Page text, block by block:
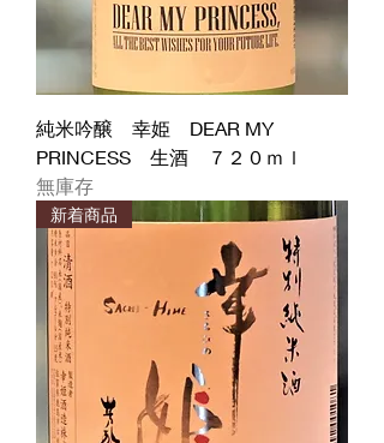
純米吟醸 幸姫 DEAR MY
PRINCESS 生酒 ７２０ｍｌ
無庫存
新着商品